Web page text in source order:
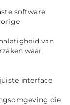
software;
van
waar
interface
die